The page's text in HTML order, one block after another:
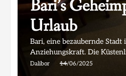
Bari’s
Urlaub
Bari, eine bezaubernde
Anziehungskraft. Die
Dalibor 14/06/2025